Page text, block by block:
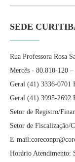
SEDE
Rua Professora Rosa
Mercês - 80.810-120
Geral (41) 3336-0701
Geral (41) 3995-2692
Setor de Registro/
Setor de Fiscalização/
E-
Horário Atendimento: